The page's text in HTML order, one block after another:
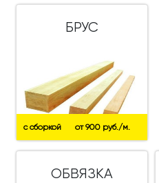
БРУС
с сборкой от 900 руб./м.
ОБВЯЗКА